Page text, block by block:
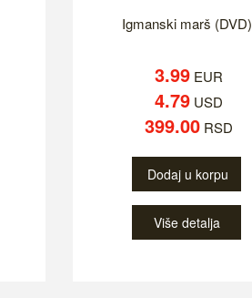
Igmanski marš (DVD)
3.99 EUR
4.79 USD
399.00 RSD
Dodaj u korpu
Više detalja